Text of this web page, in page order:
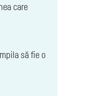
care
să fie o